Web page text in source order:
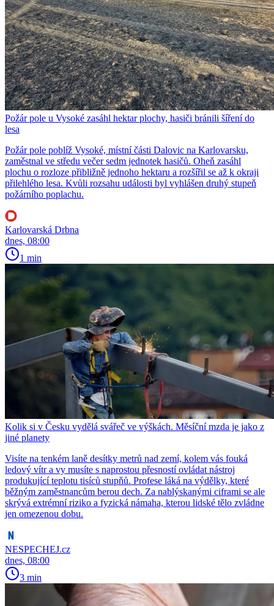
Požár pole u Vysoké zasáhl hektar plochy, hasiči bránili šíření do
lesa
Požár pole poblíž Vysoké, místní části Dalovic na Karlovarsku,
zaměstnal ve středu večer sedm jednotek hasičů. Oheň zasáhl
plochu o rozloze přibližně jednoho hektaru a rozšířil se až k okraji
přilehlého lesa. Kvůli rozsahu události byl vyhlášen druhý stupeň
požárního poplachu.
Karlovarská Drbna
dnes, 08:00
1 min
Kolik si v Česku vydělá svářeč ve výškách. Měsíční mzda je jako z
jiné planety
Visíte na tenkém laně desítky metrů nad zemí, kolem vás fouká
ledový vítr a vy musíte s naprostou přesností ovládat nástroj
produkující teplotu tisíců stupňů. Profese láká na výdělky, které
běžným zaměstnancům berou dech. Za nablýskanými ciframi se ale
skrývá extrémní riziko a fyzická námaha, kterou lidské tělo zvládne
jen omezenou dobu.
NESPECHEJ.cz
dnes, 08:00
3 min